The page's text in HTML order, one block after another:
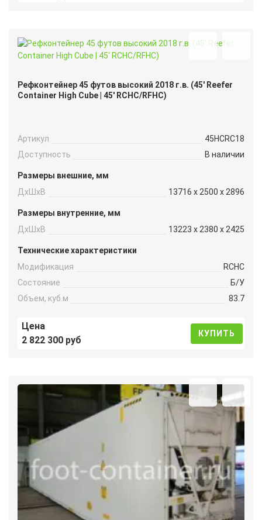
Рефконтейнер 45 футов высокий 2018 г.в. (45′ Reefer
Container High Cube | 45′ RCHC/RFHC)
Артикул
45HCRC18
Доступность
В наличии
Размеры внешние, мм
ДxШxВ
13716 x 2500 x 2896
Размеры внутренние, мм
ДxШxВ
13223 x 2380 x 2425
Технические характеристики
Модификация
RCHC
Состояние
Б/У
Объем, куб.м
83.7
Цена
2 822 300 руб
КУПИТЬ